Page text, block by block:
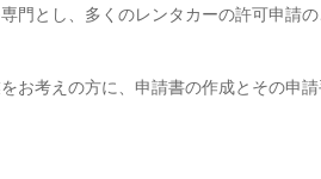
門とし、多くのレンタカーの許可申請の
お考えの方に、申請書の作成とその申